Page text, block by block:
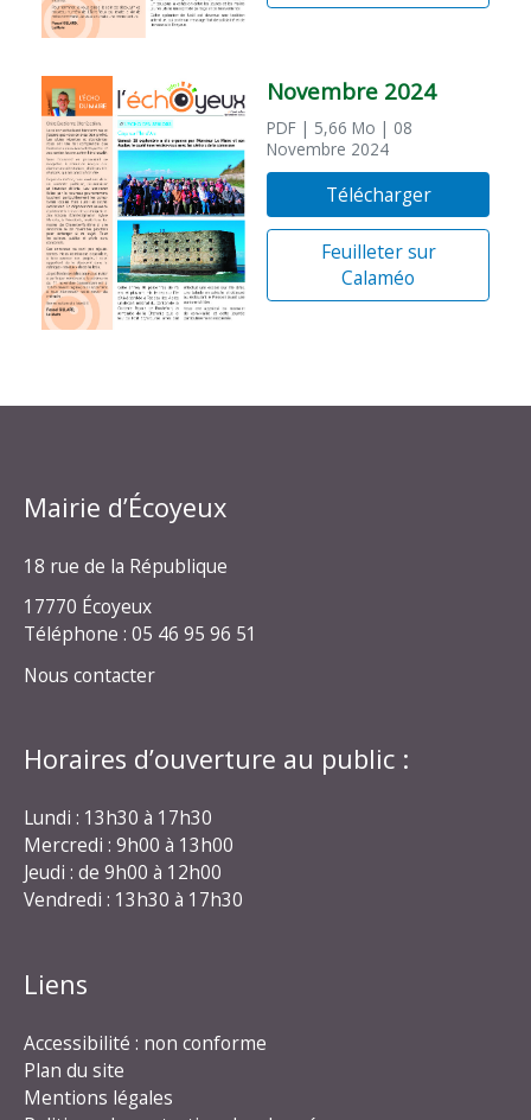
Novembre 2024
PDF | 5,66 Mo | 08
Novembre 2024
Télécharger
Feuilleter sur
Calaméo
Mairie d’Écoyeux
18 rue de la République
17770 Écoyeux
Téléphone : 05 46 95 96 51
Nous contacter
Horaires d’ouverture au public :
Lundi : 13h30 à 17h30
Mercredi : 9h00 à 13h00
Jeudi : de 9h00 à 12h00
Vendredi : 13h30 à 17h30
Liens
Accessibilité : non conforme
Plan du site
Mentions légales